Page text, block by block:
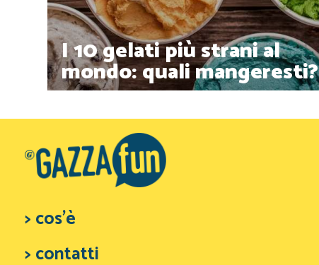
I 10 gelati più strani al
mondo: quali mangeresti?
> cos'è
> contatti